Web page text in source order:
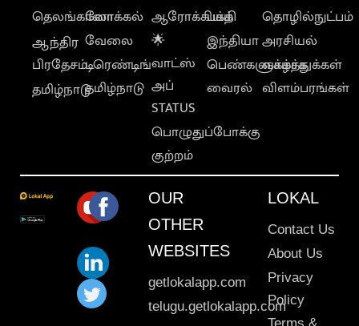
தெலங்கானா
ஆந்திர
பிரதேசம்
தமிழ்நாடு
லோக்கல்
வேலை
டிரெண்டிங்
தமிழ்நாடு
ஆரோக்கியம்
🌟
வாட்ஸ்
அப்
STATUS
பொழுதுப்போக்கு
குற்றம்
பக்தி
இந்தியா
பெண்களுக்காக
வைரல்
தொழில்நுட்பம்
அரசியல்
வாழ்த்துக்கள்
விளம்பரங்கள்
OUR
OTHER
WEBSITES
getlokalapp.com
telugu.getlokalapp.com
LOKAL
Contact Us
About Us
Privacy
Policy